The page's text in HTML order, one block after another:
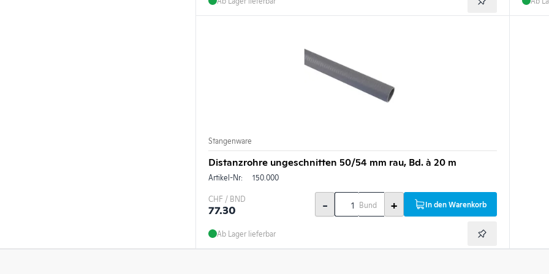
Stangenware
Distanzrohre ungeschnitten 50/54 mm rau, Bd. à 20 m
Artikel-Nr: 150.000
CHF / BND
77.30 - Bund + In den Warenkorb
Ab Lager lieferbar